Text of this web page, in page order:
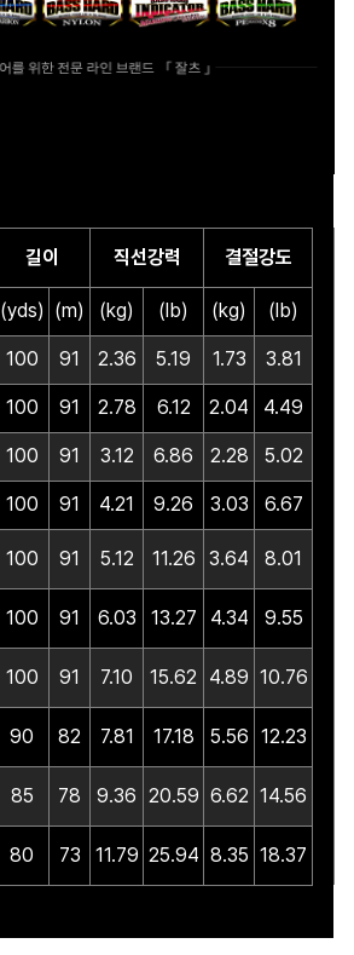
길이 직선강력 결절강도
(yds) (m) (kg) (lb) (kg) (lb)
100 91 2.36 5.19 1.73 3.81
100 91 2.78 6.12 2.04 4.49
100 91 3.12 6.86 2.28 5.02
100 91 4.21 9.26 3.03
6.67
100 91 5.12 11.26 3.64
8.01
100 91 6.03 13.27 4.34
9.55
100 91 7.10 15.62 4.89 10.76
90 82 7.81 17.18 5.56 12.23
85 78 9.36 20.59 6.62 14.56
80 73 11.79 25.94 8.35 18.37